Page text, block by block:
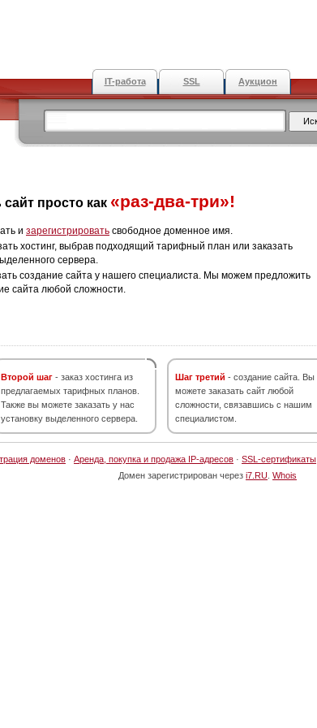
IT-работа SSL Аукцион
просто как «раз-два-три»!
и зарегистрировать свободное доменное имя.
хостинг, выбрав подходящий тарифный план или заказать
сервера.
создание сайта у нашего специалиста. Мы можем предложить
сайта любой сложности.
Второй шаг - заказ хостинга из
предлагаемых тарифных планов.
Также вы можете заказать у нас
установку выделенного сервера.
Шаг третий - создание сайта. Вы
можете заказать сайт любой
сложности, связавшись с нашим
специалистом.
доменов · Аренда, покупка и продажа IP-адресов · SSL-сертификаты
Домен зарегистрирован через i7.RU Whois